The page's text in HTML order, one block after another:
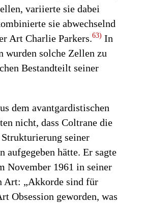
variierte sie dabei
sie abwechselnd
Art Charlie Parkers.63) In
wurden solche Zellen zu
Bestandteilt seiner
dem avantgardistischen
nicht, dass Coltrane die
seiner
aufgegeben hätte. Er sagte
November 1961 in seiner
Art: „Akkorde sind für
Obsession geworden, was